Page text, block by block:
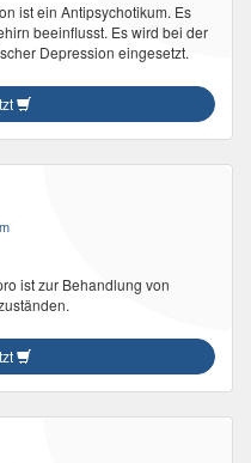
ist ein Antipsychotikum. Es
beeinflusst. Es wird bei der
Depression eingesetzt.
ist zur Behandlung von